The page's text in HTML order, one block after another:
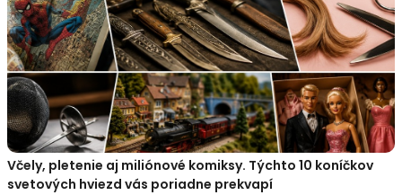
Včely, pletenie aj miliónové komiksy. Týchto 10 koníčkov
svetových hviezd vás poriadne prekvapí